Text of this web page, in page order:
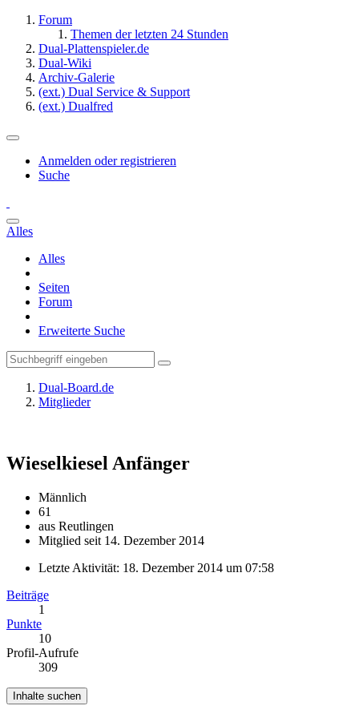
Forum
Themen der letzten 24 Stunden
Dual-Plattenspieler.de
Dual-Wiki
Archiv-Galerie
(ext.) Dual Service & Support
(ext.) Dualfred
Anmelden oder registrieren
Suche
Alles
Alles
Seiten
Forum
Erweiterte Suche
Dual-Board.de
Mitglieder
Wieselkiesel Anfänger
Männlich
61
aus Reutlingen
Mitglied seit 14. Dezember 2014
Letzte Aktivität: 18. Dezember 2014 um 07:58
Beiträge
1
Punkte
10
Profil-Aufrufe
309
Inhalte suchen